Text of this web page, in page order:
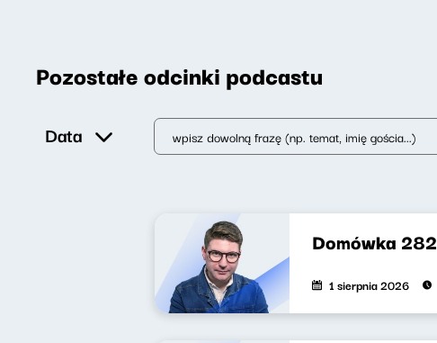
Pozostałe odcinki podcastu
Data
Domówka 282
1 sierpnia 2026